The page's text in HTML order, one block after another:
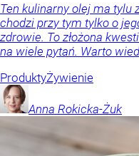
Ten kulinarny olej ma tylu
chodzi przy tym tylko o
zdrowie. To złożona
na wiele pytań. Warto
ProduktyŻywienie
Anna Rokicka-Żuk